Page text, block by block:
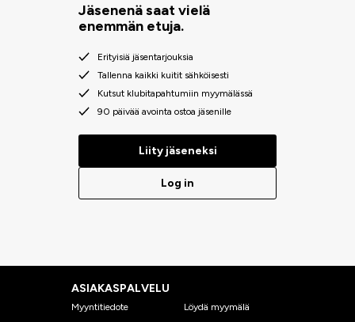
Jäsenenä saat vielä
enemmän etuja.
Erityisiä jäsentarjouksia
Tallenna kaikki kuitit sähköisesti
Kutsut klubitapahtumiin myymälässä
90 päivää avointa ostoa jäsenille
Liity jäseneksi
Log in
ASIAKASPALVELU
Myyntitiedote
Löydä myymälä